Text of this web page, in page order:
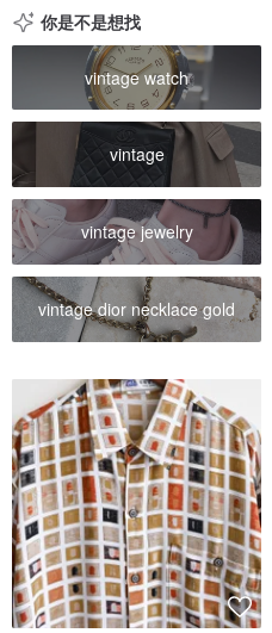
你是不是想找
vintage watch
vintage
vintage jewelry
vintage dior necklace gold